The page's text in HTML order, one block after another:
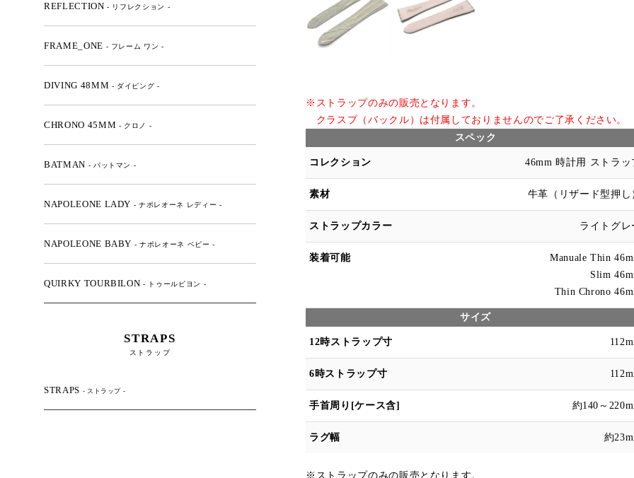
※ストラップのみの販売となります。
クラスプ（バックル）は付属しておりませんのでご了承ください。
スペック
46mm 時計用 ストラッ
牛革（リザード型押し
ライトグレ
Manuale Thin
Slim
Thin Chrono
サイズ
約140～
約
※ストラップのみの販売となります。
REFLECTION- リフレクション -
FRAME_ONE - フレーム ワン -
DIVING 48MM - ダイビング -
CHRONO 45MM - クロノ -
BATMAN - バットマン -
NAPOLEONE LADY - ナポレオーネ レディー -
NAPOLEONE BABY - ナポレオーネ ベビー -
QUIRKY TOURBILON- トゥールビヨン -
STRAPS
ストラップ
STRAPS - ストラップ -